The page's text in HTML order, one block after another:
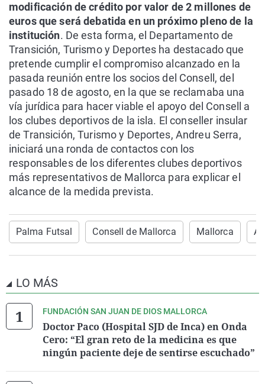
modificación de crédito por valor de 2 millones de
euros que será debatida en un próximo pleno de la
institución. De esta forma, el Departamento de
Transición, Turismo y Deportes ha destacado que
pretende cumplir el compromiso alcanzado en la
pasada reunión entre los socios del Consell, del
pasado 18 de agosto, en la que se reclamaba una
vía jurídica para hacer viable el apoyo del Consell a
los clubes deportivos de la isla. El conseller insular
de Transición, Turismo y Deportes, Andreu Serra,
iniciará una ronda de contactos con los
responsables de los diferentes clubes deportivos
más representativos de Mallorca para explicar el
alcance de la medida prevista.
Palma Futsal Consell de Mallorca Mallorca
LO MÁS
FUNDACIÓN SAN JUAN DE DIOS MALLORCA
Doctor Paco (Hospital SJD de Inca) en Onda
Cero: “El gran reto de la medicina es que
ningún paciente deje de sentirse escuchado”